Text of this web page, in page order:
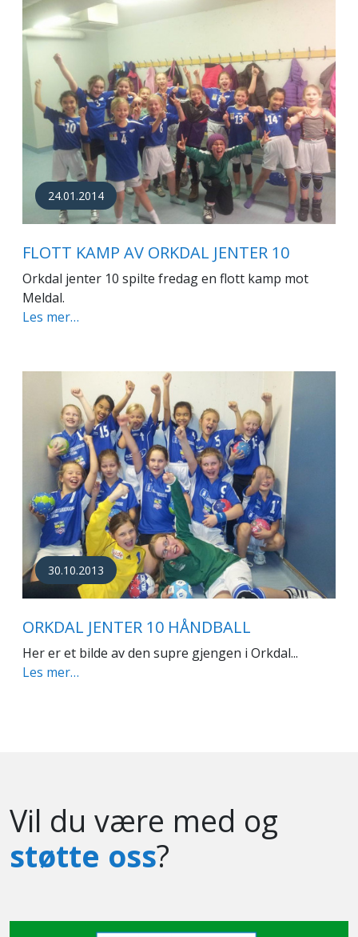
24.01.2014
FLOTT KAMP AV ORKDAL JENTER 10
Orkdal jenter 10 spilte fredag en flott kamp mot
Meldal.
Les mer…
30.10.2013
ORKDAL JENTER 10 HÅNDBALL
Her er et bilde av den supre gjengen i Orkdal...
Les mer…
Vil du være med og
støtte oss?